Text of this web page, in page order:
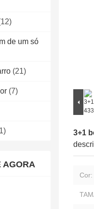
de um só
(21)
(7)
AGORA
3+1
Cor: